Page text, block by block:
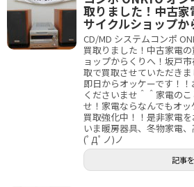
取りました！中古家
サイクルショップか
CD/MD システムコンポ
買取りました！中古家電
ョップからくりへ！坂戸
取で買取させていただき
即日からオッケーです！
くださいませ＾＾家電の
せ！家電ならなんでもオッ
買取強化中！！是非家電
いま暖房器具、冬物家電
(ﾟДﾟノ)ノ
記事